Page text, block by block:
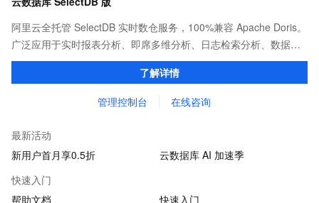
阿里云全托管 SelectDB 实时数仓服务，100%兼容 Apache Doris。
广泛应用于实时报表分析、即席多维分析、日志检索分析、数据联
邦与查询加速等场景，为客户提供极致性能、简单易用的数据分析
了解详情
管理控制台 在线咨询
最新活动
新用户首月享0.5折
云数据库 AI 加速季
快速入门
帮助文档
快速入门